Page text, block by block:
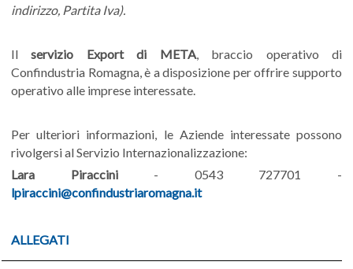
indirizzo, Partita Iva).
Ilservizio Export di META, braccio operativo di
Confindustria Romagna, è a disposizione per offrire supporto
operativo alle imprese interessate.
Per ulteriori informazioni, le Aziende interessate possono
rivolgersi al Servizio Internazionalizzazione:
Lara Piraccini- 0543 727701 -
lpiraccini@confindustriaromagna.it
ALLEGATI